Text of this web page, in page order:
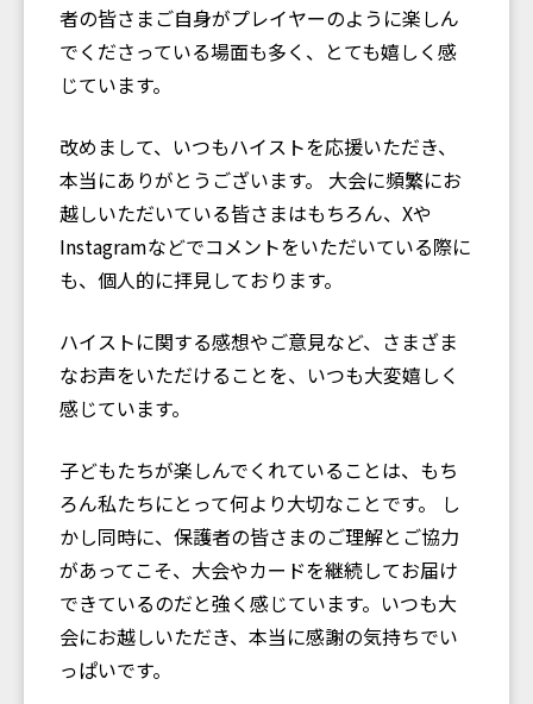
者の皆さまご自身がプレイヤーのように楽しん
でくださっている場面も多く、とても嬉しく感
じています。
改めまして、いつもハイストを応援いただき、
本当にありがとうございます。 大会に頻繁にお
越しいただいている皆さまはもちろん、Xや
Instagramなどでコメントをいただいている際に
も、個人的に拝見しております。
ハイストに関する感想やご意見など、さまざま
なお声をいただけることを、いつも大変嬉しく
感じています。
子どもたちが楽しんでくれていることは、もち
ろん私たちにとって何より大切なことです。 し
かし同時に、保護者の皆さまのご理解とご協力
があってこそ、大会やカードを継続してお届け
できているのだと強く感じています。いつも大
会にお越しいただき、本当に感謝の気持ちでい
っぱいです。